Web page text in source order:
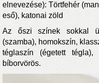
elnevezése): Törtfehér
eső), katonai zöld
Az őszi színek sokkal
(szamba), homokszín,
téglaszín (égetett
bíborvörös.